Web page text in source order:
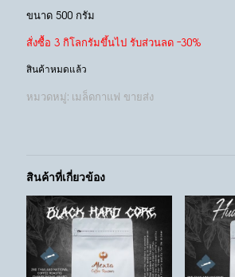
ขนาด 500 กรัม
สั่งซื้อ 3 กิโลกรัมขึ้นไป รับส่วนลด -30%
สินค้าหมดแล้ว
หมวดหมู่: เมล็ดกาแฟ ขายส่ง
สินค้าที่เกี่ยวข้อง